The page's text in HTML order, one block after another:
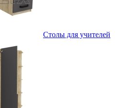
Столы для учителей